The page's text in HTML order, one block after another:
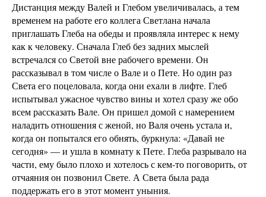
Дистанция между Валей и Глебом увеличивалась, а тем
временем на работе его коллега Светлана начала
приглашать Глеба на обеды и проявляла интерес к нему
как к человеку. Сначала Глеб без задних мыслей
встречался со Светой вне рабочего времени. Он
рассказывал в том числе о Вале и о Пете. Но один раз
Света его поцеловала, когда они ехали в лифте. Глеб
испытывал ужасное чувство вины и хотел сразу же обо
всем рассказать Вале. Он пришел домой с намерением
наладить отношения с женой, но Валя очень устала и,
когда он попытался его обнять, буркнула: «Давай не
сегодня» — и ушла в комнату к Пете. Глеба разрывало на
части, ему было плохо и хотелось с кем-то поговорить, от
отчаяния он позвонил Свете. А Света была рада
поддержать его в этот момент уныния.